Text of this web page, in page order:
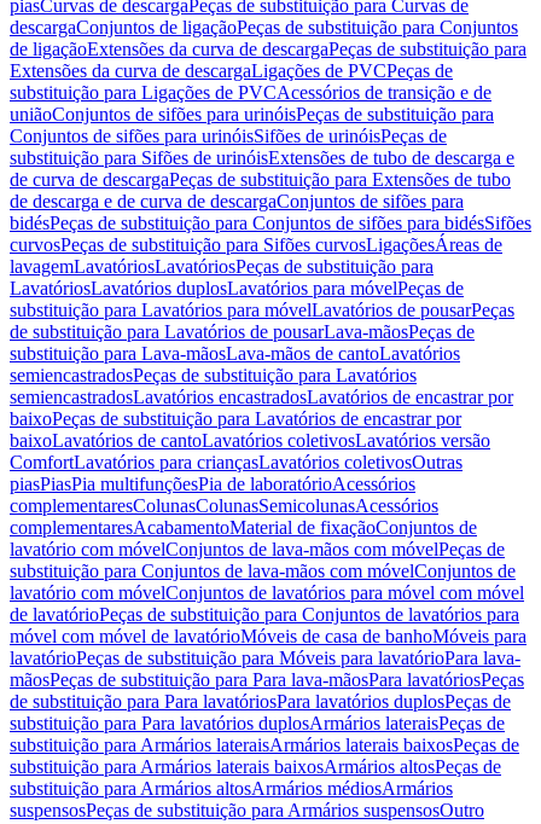
piasCurvas de descargaPeças de substituição para Curvas de
descargaConjuntos de ligaçãoPeças de substituição para Conjuntos
de ligaçãoExtensões da curva de descargaPeças de substituição para
Extensões da curva de descargaLigações de PVCPeças de
substituição para Ligações de PVCAcessórios de transição e de
uniãoConjuntos de sifões para urinóisPeças de substituição para
Conjuntos de sifões para urinóisSifões de urinóisPeças de
substituição para Sifões de urinóisExtensões de tubo de descarga e
de curva de descargaPeças de substituição para Extensões de tubo
de descarga e de curva de descargaConjuntos de sifões para
bidésPeças de substituição para Conjuntos de sifões para bidésSifões
curvosPeças de substituição para Sifões curvosLigaçõesÁreas de
lavagemLavatóriosLavatóriosPeças de substituição para
LavatóriosLavatórios duplosLavatórios para móvelPeças de
substituição para Lavatórios para móvelLavatórios de pousarPeças
de substituição para Lavatórios de pousarLava-mãosPeças de
substituição para Lava-mãosLava-mãos de cantoLavatórios
semiencastradosPeças de substituição para Lavatórios
semiencastradosLavatórios encastradosLavatórios de encastrar por
baixoPeças de substituição para Lavatórios de encastrar por
baixoLavatórios de cantoLavatórios coletivosLavatórios versão
ComfortLavatórios para criançasLavatórios coletivosOutras
piasPiasPia multifunçõesPia de laboratórioAcessórios
complementaresColunasColunasSemicolunasAcessórios
complementaresAcabamentoMaterial de fixaçãoConjuntos de
lavatório com móvelConjuntos de lava-mãos com móvelPeças de
substituição para Conjuntos de lava-mãos com móvelConjuntos de
lavatório com móvelConjuntos de lavatórios para móvel com móvel
de lavatórioPeças de substituição para Conjuntos de lavatórios para
móvel com móvel de lavatórioMóveis de casa de banhoMóveis para
lavatórioPeças de substituição para Móveis para lavatórioPara lava-
mãosPeças de substituição para Para lava-mãosPara lavatóriosPeças
de substituição para Para lavatóriosPara lavatórios duplosPeças de
substituição para Para lavatórios duplosArmários lateraisPeças de
substituição para Armários lateraisArmários laterais baixosPeças de
substituição para Armários laterais baixosArmários altosPeças de
substituição para Armários altosArmários médiosArmários
suspensosPeças de substituição para Armários suspensosOutro